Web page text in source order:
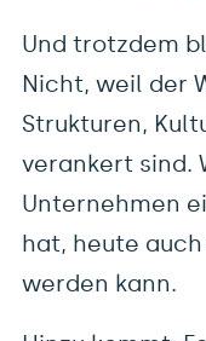
Und trotzdem
Nicht, weil der
Strukturen,
verankert sind.
Unternehmen
hat, heute
werden kann.
Ich arbeite
dass